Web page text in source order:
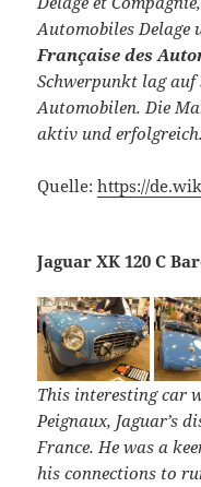
Automobiles Delage
Française des
Schwerpunkt lag
Automobilen. Die
aktiv und erfolgreich.
Quelle:https://
Jaguar XK 120 C
This interesting car
Peignaux, Jaguar’s
France. He was a
his connections to